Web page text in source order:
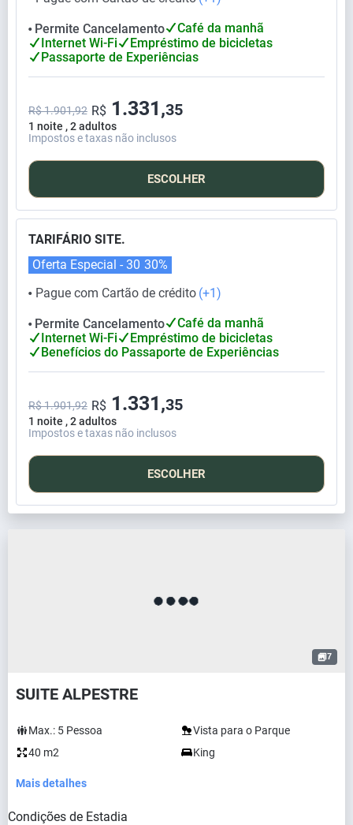
⬤ Permite Cancelamento
Café da manhã
Internet Wi-Fi
Empréstimo de bicicletas
Passaporte de Experiências
1 noite , 2 adultos
R$ 1.901,92 R$ 1.331,35
Impostos e taxas não inclusos
ESCOLHER
TARIFÁRIO SITE.
⬤ Pague com Cartão de crédito (+1)
Oferta Especial - 30 30%
⬤ Permite Cancelamento
Café da manhã
Internet Wi-Fi
Empréstimo de bicicletas
Benefícios do Passaporte de Experiências
1 noite , 2 adultos
R$ 1.901,92 R$ 1.331,35
Impostos e taxas não inclusos
ESCOLHER
7
SUITE ALPESTRE
Max.: 5 Pessoa
Vista para o Parque
40 m2
King
Mais detalhes
Condições de Estadia